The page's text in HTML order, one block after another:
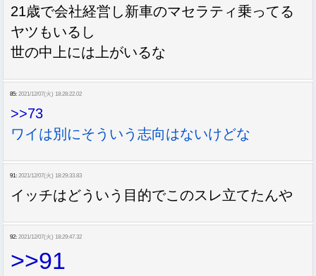
21歳で会社経営し新車のマセラティ乗ってる
ヤツもいるし
世の中上には上がいるな
85: 2021/12/07(火) 18:28:22.02
>>73
ワイは別にそういう志向はないけどな
91: 2021/12/07(火) 18:29:33.83
イッチはどういう目的でこのスレ立てたんや
92: 2021/12/07(火) 18:29:47.32
>>91